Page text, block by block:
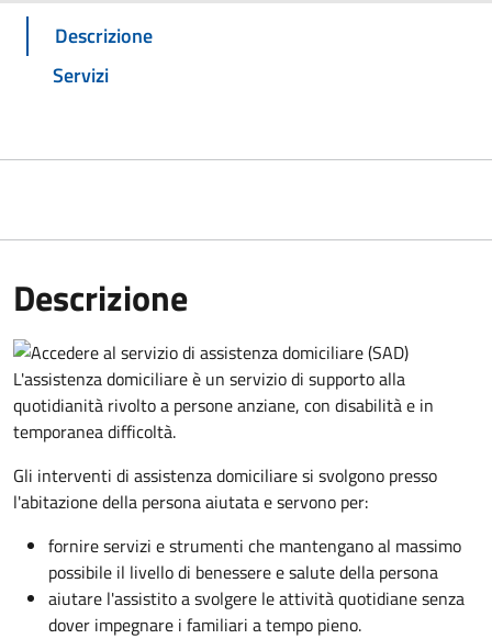
Descrizione
Servizi
Descrizione
L'assistenza domiciliare è un servizio di supporto alla
quotidianità rivolto a persone anziane, con disabilità e in
temporanea difficoltà.
Gli interventi di assistenza domiciliare si svolgono presso
l'abitazione della persona aiutata e servono per:
fornire servizi e strumenti che mantengano al massimo
possibile il livello di benessere e salute della persona
aiutare l'assistito a svolgere le attività quotidiane senza
dover impegnare i familiari a tempo pieno.